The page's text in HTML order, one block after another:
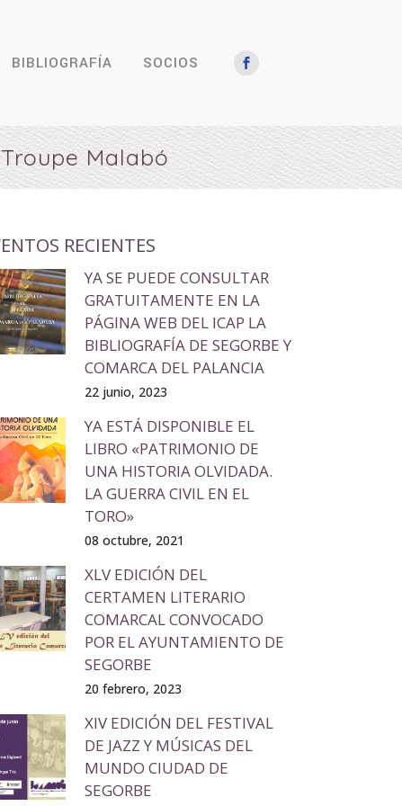
BIBLIOGRAFÍA SOCIOS
Malabó
RECIENTES
YA SE PUEDE CONSULTAR
GRATUITAMENTE EN LA
PÁGINA WEB DEL ICAP LA
BIBLIOGRAFÍA DE SEGORBE Y
COMARCA DEL PALANCIA
22 junio, 2023
YA ESTÁ DISPONIBLE EL
LIBRO «PATRIMONIO DE
UNA HISTORIA OLVIDADA.
LA GUERRA CIVIL EN EL
TORO»
08 octubre, 2021
XLV EDICIÓN DEL
CERTAMEN LITERARIO
COMARCAL CONVOCADO
POR EL AYUNTAMIENTO DE
SEGORBE
20 febrero, 2023
XIV EDICIÓN DEL FESTIVAL
DE JAZZ Y MÚSICAS DEL
MUNDO CIUDAD DE
SEGORBE